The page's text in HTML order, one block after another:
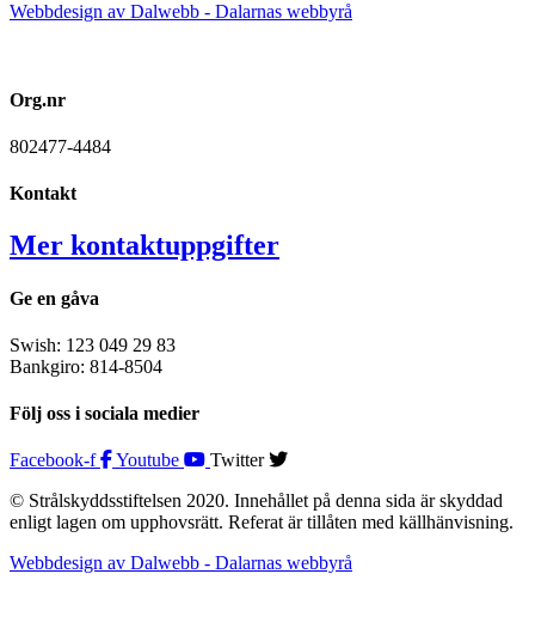
Webbdesign av Dalwebb - Dalarnas webbyrå
Org.nr
802477-4484
Kontakt
Mer kontaktuppgifter
Ge en gåva
Swish: 123 049 29 83
Bankgiro: 814-8504
Följ oss i sociala medier
Facebook-f Youtube
Twitter
© Strålskyddsstiftelsen 2020. Innehållet på denna sida är skyddad
enligt lagen om upphovsrätt. Referat är tillåten med källhänvisning.
Webbdesign av Dalwebb - Dalarnas webbyrå